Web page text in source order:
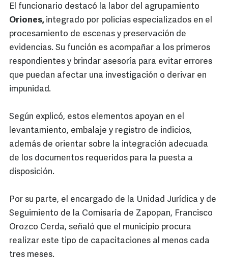
El funcionario destacó la labor del agrupamiento
Oriones, integrado por policías especializados en el
procesamiento de escenas y preservación de
evidencias. Su función es acompañar a los primeros
respondientes y brindar asesoría para evitar errores
que puedan afectar una investigación o derivar en
impunidad.
Según explicó, estos elementos apoyan en el
levantamiento, embalaje y registro de indicios,
además de orientar sobre la integración adecuada
de los documentos requeridos para la puesta a
disposición.
Por su parte, el encargado de la Unidad Jurídica y de
Seguimiento de la Comisaría de Zapopan, Francisco
Orozco Cerda, señaló que el municipio procura
realizar este tipo de capacitaciones al menos cada
tres meses.